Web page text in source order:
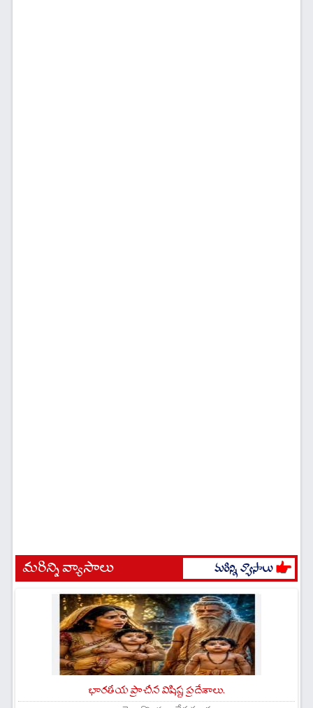
మరిన్ని వ్యాసాలు
భారతీయ ప్రాచీన విషిష్ట ప్రదేశాలు.